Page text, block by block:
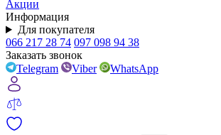
Акции
Информация
Для покупателя
066 217 28 74 097 098 94 38
Заказать звонок
Telegram
Viber WhatsApp